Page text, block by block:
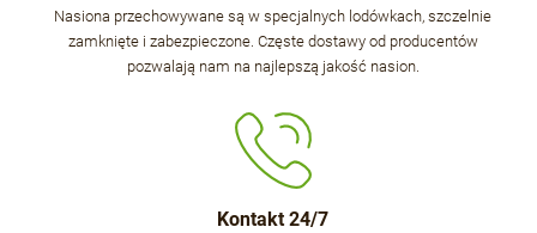
Nasiona przechowywane są w specjalnych lodówkach, szczelnie
zamknięte i zabezpieczone. Częste dostawy od producentów
pozwalają nam na najlepszą jakość nasion.
Kontakt 24/7